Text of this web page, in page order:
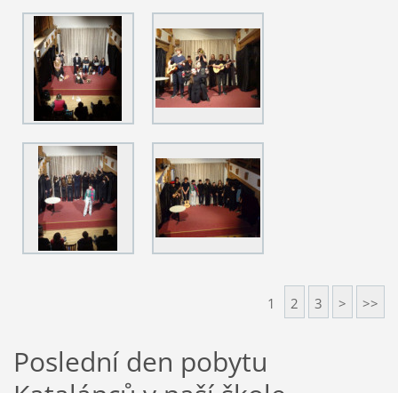
1 2 3 > >>
Poslední den pobytu